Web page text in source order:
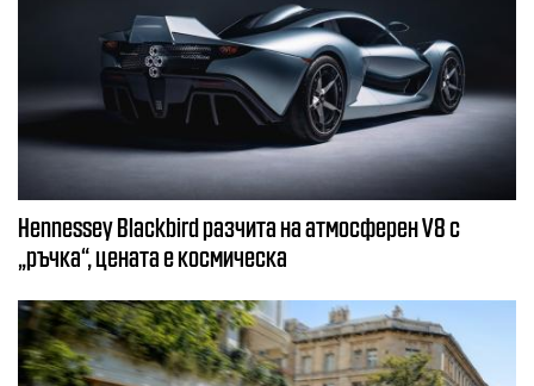
Hennessey Blackbird разчита на атмосферен V8 с
„ръчка“, цената е космическа